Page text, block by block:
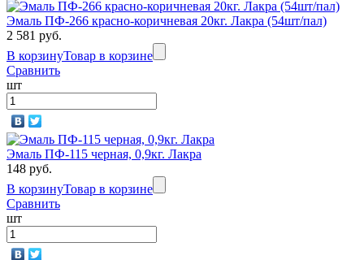
Эмаль ПФ-266 красно-коричневая 20кг. Лакра (54шт/пал)
2 581 руб.
В корзинуТовар в корзине
Сравнить
шт
Эмаль ПФ-115 черная, 0,9кг. Лакра
148 руб.
В корзинуТовар в корзине
Сравнить
шт